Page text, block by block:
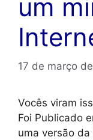
um
17 de março
Vocês viram
Foi Publicado
uma versão